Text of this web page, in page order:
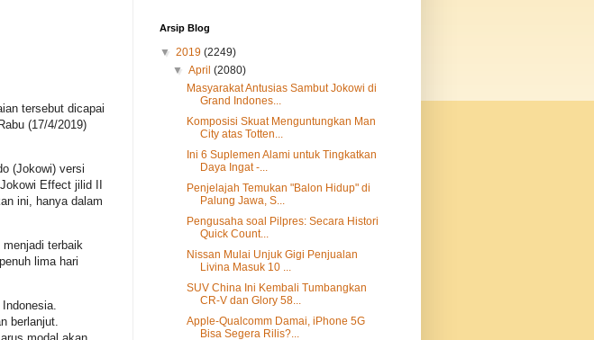
tersebut dicapai
(17/4/2019)
(Jokowi) versi
Effect jilid II
ini, hanya dalam
terbaik
lima hari
berlanjut.
Arsip Blog
▼ 2019 (2249)
▼April(2080)
Masyarakat Antusias Sambut Jokowi di
Grand Indones...
Komposisi Skuat Menguntungkan Man
City atas Totten...
Ini 6 Suplemen Alami untuk Tingkatkan
Daya Ingat -...
Penjelajah Temukan "Balon Hidup" di
Palung Jawa, S...
Pengusaha soal Pilpres: Secara Histori
Quick Count...
Nissan Mulai Unjuk Gigi Penjualan
Livina Masuk 10 ...
SUV China Ini Kembali Tumbangkan
CR-V dan Glory 58...
Apple-Qualcomm Damai, iPhone 5G
Bisa Segera Rilis?...